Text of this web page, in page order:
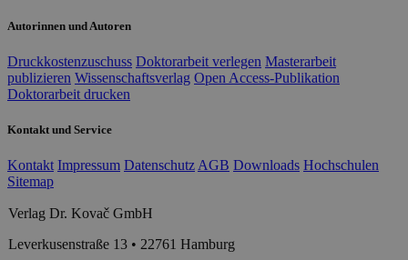
Autorinnen und Autoren
Druckkostenzuschuss Doktorarbeit verlegen Masterarbeit
publizieren Wissenschaftsverlag Open Access-Publikation
Doktorarbeit drucken
Kontakt und Service
Kontakt Impressum Datenschutz AGB Downloads Hochschulen
Sitemap
Verlag Dr. Kovač GmbH
Leverkusenstraße 13 • 22761 Hamburg